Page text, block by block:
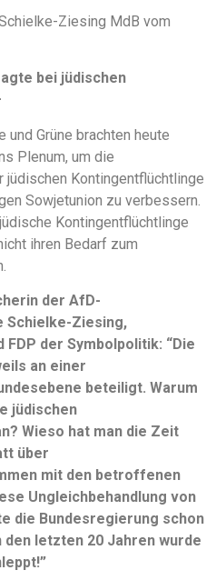
Ziesing MdB vom
bei jüdischen
und Grüne brachten heute
Plenum, um die
jüdischen Kontingentflüchtlinge
Sowjetunion zu verbessern.
Kontingentflüchtlinge
ihren Bedarf zum
der AfD-
Schielke-Ziesing,
FDP der Symbolpolitik: “Die
an einer
beteiligt. Warum
jüdischen
Wieso hat man die Zeit
über
mit den betroffenen
Ungleichbehandlung von
die Bundesregierung schon
den letzten 20 Jahren wurde